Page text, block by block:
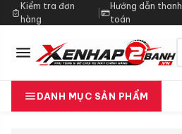
Kiểm tra đơn
hàng
|
Hướng dẫn thanh
toán
DANH MỤC SẢN PHẨM